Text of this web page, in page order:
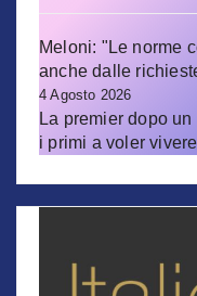
Meloni: "Le norme
anche dalle
4 Agosto 2026
La premier dopo
i primi a voler